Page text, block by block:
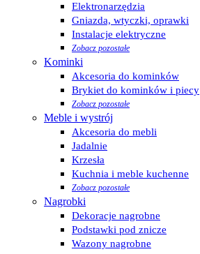
Elektronarzędzia
Gniazda, wtyczki, oprawki
Instalacje elektryczne
Zobacz pozostałe
Kominki
Akcesoria do kominków
Brykiet do kominków i piecy
Zobacz pozostałe
Meble i wystrój
Akcesoria do mebli
Jadalnie
Krzesła
Kuchnia i meble kuchenne
Zobacz pozostałe
Nagrobki
Dekoracje nagrobne
Podstawki pod znicze
Wazony nagrobne